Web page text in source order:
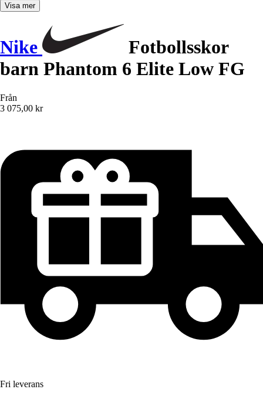
Visa mer
Nike
Fotbollsskor
barn Phantom 6 Elite Low FG
Från
3 075,00 kr
Fri leverans